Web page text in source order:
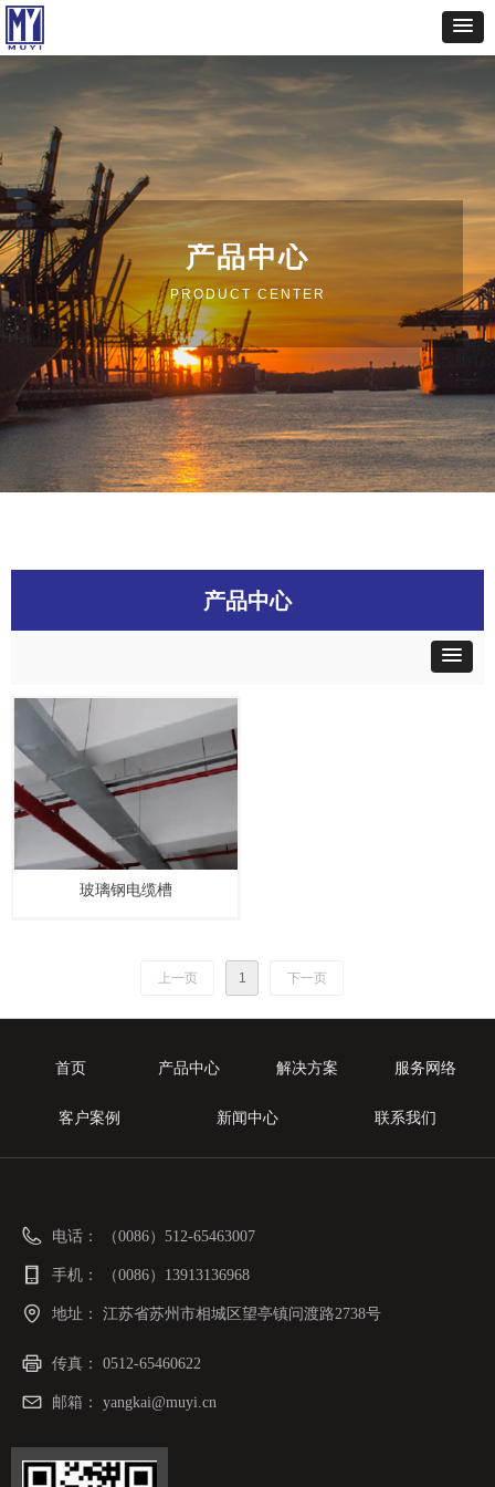
产品中心
PRODUCT CENTER
玻璃钢电缆槽
上一页 1 下一页
产品中心
首页 产品中心 解决方案 服务网络
客户案例 新闻中心 联系我们
电话： （0086）512-65463007
手机： （0086）13913136968
地址： 江苏省苏州市相城区望亭镇问渡路2738号
传真： 0512-65460622
邮箱： yangkai@muyi.cn